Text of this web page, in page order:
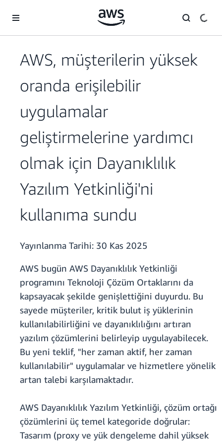
AWS, müşterilerin yüksek
oranda erişilebilir
uygulamalar
geliştirmelerine yardımcı
olmak için Dayanıklılık
Yazılım Yetkinliği'ni
kullanıma sundu
Yayınlanma Tarihi: 30 Kas 2025
AWS bugün AWS Dayanıklılık Yetkinliği
programını Teknoloji Çözüm Ortaklarını da
kapsayacak şekilde genişlettiğini duyurdu. Bu
sayede müşteriler, kritik bulut iş yüklerinin
kullanılabilirliğini ve dayanıklılığını artıran
yazılım çözümlerini belirleyip uygulayabilecek.
Bu yeni teklif, "her zaman aktif, her zaman
kullanılabilir" uygulamalar ve hizmetlere yönelik
artan talebi karşılamaktadır.
AWS Dayanıklılık Yazılım Yetkinliği, çözüm ortağı
çözümlerini üç temel kategoride doğrular:
Tasarım (proxy ve yük dengeleme dahil yüksek